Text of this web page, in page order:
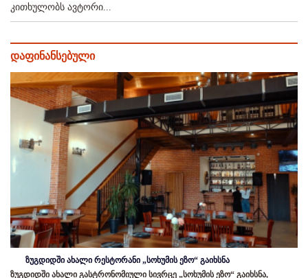
კითხულობს ავტორი...
დაფინანსებული
ზუგდიდში ახალი რესტორანი „სოხუმის ეზო“ გაიხსნა
ზუგდიდში ახალი გასტრონომიული სივრცე „სოხუმის ეზო“ გაიხსნა,